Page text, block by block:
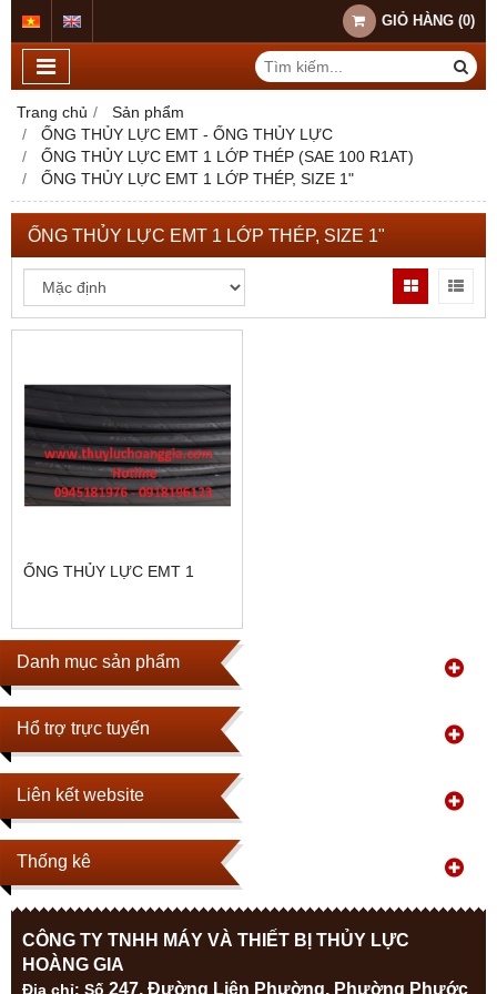
GIỎ HÀNG (0)
Trang chủ
Sản phẩm
ỐNG THỦY LỰC EMT - ỐNG THỦY LỰC
ỐNG THỦY LỰC EMT 1 LỚP THÉP (SAE 100 R1AT)
ỐNG THỦY LỰC EMT 1 LỚP THÉP, SIZE 1"
Danh mục sản phẩm
Hổ trợ trực tuyến
Liên kết website
Thống kê
ỐNG THỦY LỰC EMT 1 LỚP THÉP, SIZE 1"
ỐNG THỦY LỰC EMT 1
CÔNG TY TNHH MÁY VÀ THIẾT BỊ THỦY LỰC
HOÀNG GIA
Địa chỉ: Số 247, Đường Liên Phường, Phường Phước